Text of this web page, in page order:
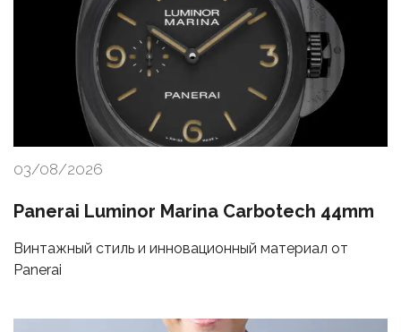
03/08/2026
Panerai Luminor Marina Carbotech 44mm
Винтажный стиль и инновационный материал от
Panerai